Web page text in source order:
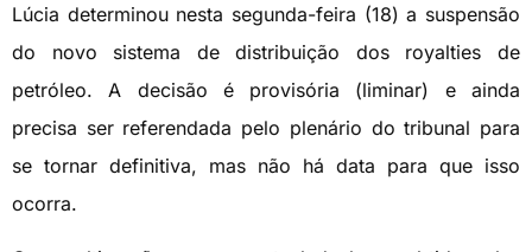
Lúcia determinou nesta segunda-feira (18) a suspensão
do novo sistema de distribuição dos royalties de
petróleo. A decisão é provisória (liminar) e ainda
precisa ser referendada pelo plenário do tribunal para
se tornar definitiva, mas não há data para que isso
ocorra.